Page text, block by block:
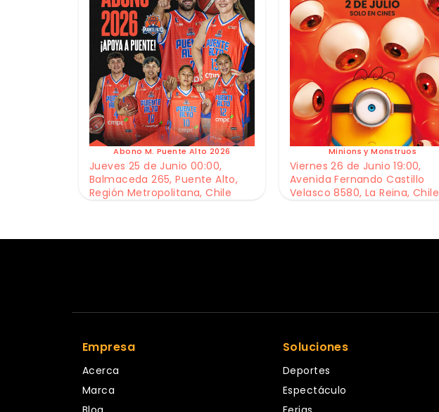
Abono M. Puente Alto 2026
Jueves 25 de Junio 00:00,
Balmaceda 265, Puente Alto,
Región Metropolitana, Chile
Minions y Monstruos
Viernes 26 de Junio 19:00,
Avenida Fernando Castillo
Velasco 8580, La Reina, Chile
Empresa
Acerca
Marca
Soluciones
Deportes
Espectáculo